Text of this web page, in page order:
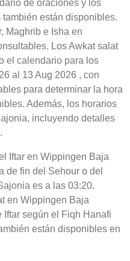
de oraciones y los
están disponibles.
Maghrib e Isha en
Los Awkat salat
el calendario para los
al 13 Aug 2026 , con
para determinar la hora
Además, los horarios
incluyendo detalles
Iftar en Wippingen Baja
de fin del Sehour o del
es a las 03:20.
en Wippingen Baja
según el Fiqh Hanafi
están disponibles en